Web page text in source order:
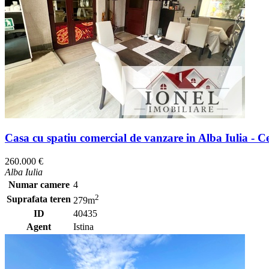
Casa cu spatiu comercial de vanzare in Alba Iulia -
260.000 €
Alba Iulia
Numar camere 4
Suprafata teren 279m2
ID
40435
Agent
Istina